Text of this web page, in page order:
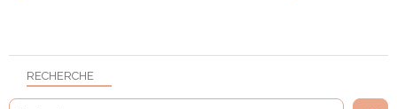
RECHERCHE